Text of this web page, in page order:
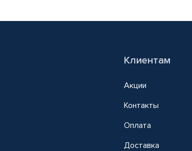
Клиентам
Акции
Контакты
Оплата
Доставка